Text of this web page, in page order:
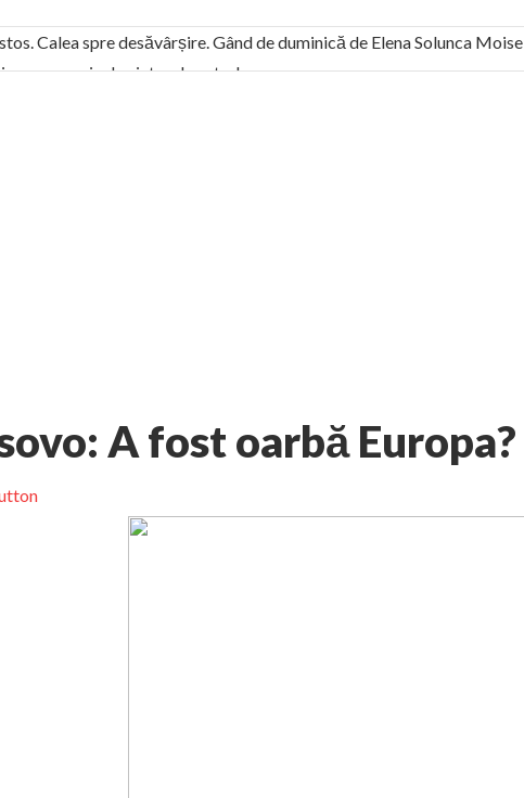
Calea spre desăvârșire. Gând de duminică de Elena Solunca Moise
are nevoie de ajutorul nostru!
A fost oarbă Europa?